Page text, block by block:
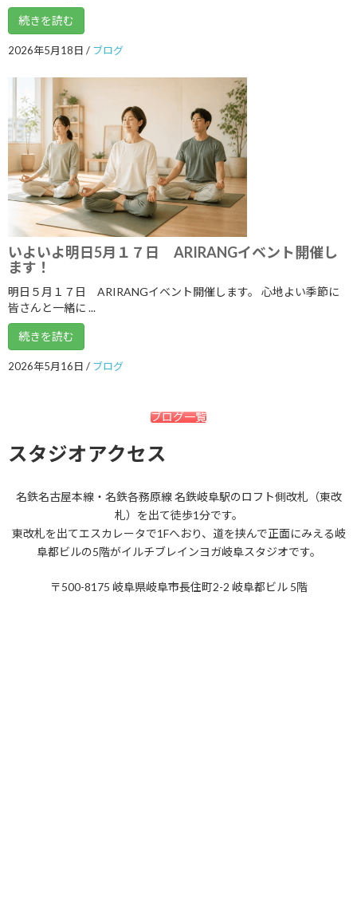
2021年3月
2021年2月
2020年12月
2020年11月
2020年10月
2020年9月
2020年8月
2020年7月
2020年6月
2020年5月
2020年4月
2020年3月
2019年12月
2019年10月
2019年9月
2019年7月
続きを読む
2026年5月18日 / ブログ
いよいよ明日5月１７日 ARIRANGイベント開催し
ます！
明日５月１７日 ARIRANGイベント開催します。 心地よい季節に
皆さんと一緒に ...
続きを読む
2026年5月16日 / ブログ
ブログ一覧
スタジオアクセス
名鉄名古屋本線・名鉄各務原線 名鉄岐阜駅のロフト側改札（東改
札）を出て徒歩1分です。
東改札を出てエスカレータで1Fへおり、道を挟んで正面にみえる岐
阜都ビルの5階がイルチブレインヨガ岐阜スタジオです。
〒500-8175 岐阜県岐阜市長住町2-2 岐阜都ビル 5階